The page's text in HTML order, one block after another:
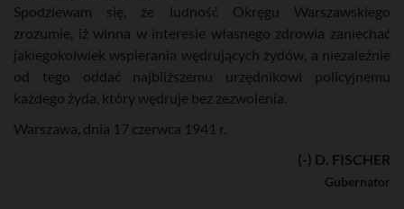
Spodziewam się, że ludność Okręgu Warszawskiego
zrozumie, iż winna w interesie własnego zdrowia zaniechać
jakiegokolwiek wspierania wędrujących żydów, a niezależnie
od tego oddać najbliższemu urzędnikowi policyjnemu
każdego żyda, który wędruje bez zezwolenia.
Warszawa, dnia 17 czerwca 1941 r.
(-) D. FISCHER
Gubernator